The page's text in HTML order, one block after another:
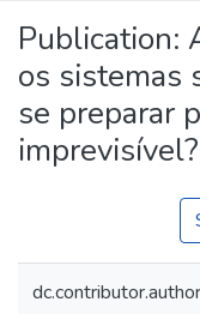
Statistics
Publication:
os sistemas
se preparar
imprevisível?
dc.contributor.author